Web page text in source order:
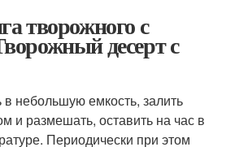
творожного с
десерт с
небольшую емкость, залить
и размешать, оставить на час в
Периодически при этом